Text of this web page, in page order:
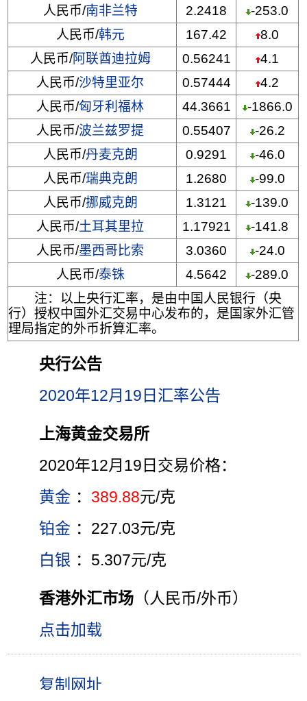
人民币/南非兰特 2.2418
-253.0
人民币/韩元 167.42
8.0
人民币/阿联酋迪拉姆 0.56241
4.1
人民币/沙特里亚尔 0.57444
4.2
人民币/匈牙利福林 44.3661
-1866.0
人民币/波兰兹罗提 0.55407
-26.2
人民币/丹麦克朗 0.9291
-46.0
人民币/瑞典克朗 1.2680
-99.0
人民币/挪威克朗 1.3121
-139.0
人民币/土耳其里拉 1.17921
-141.8
人民币/墨西哥比索 3.0360
-24.0
人民币/泰铢 4.5642
-289.0
注：以上央行汇率，是由中国人民银行（央
行）授权中国外汇交易中心发布的，是国家外汇管
理局指定的外币折算汇率。
央行公告
2020年12月19日汇率公告
上海黄金交易所
2020年12月19日交易价格：
黄金 ： 389.88元/克
铂金 ：227.03元/克
白银 ：5.307元/克
香港外汇市场 （人民币/外币）
点击加载